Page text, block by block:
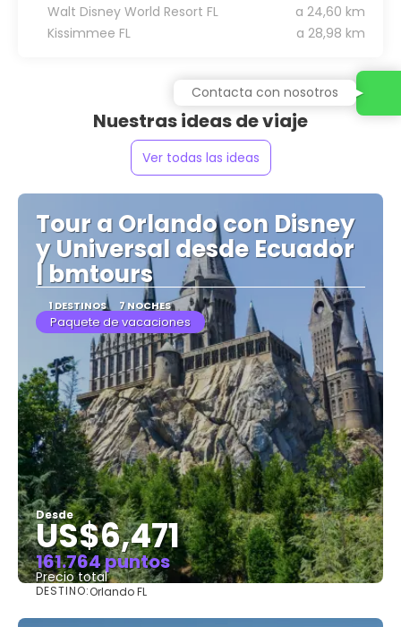
Walt Disney World Resort FL
a 24,60 km
Kissimmee FL
a 28,98 km
Nuestras ideas de viaje
Ver todas las ideas
Tour a Orlando con Disney
y Universal desde Ecuador
| bmtours
1 DESTINOS 7 NOCHES
Paquete de vacaciones
Desde
US$6,471
161.764 puntos
Precio total
DESTINO:Orlando FL
Contacta con nosotros